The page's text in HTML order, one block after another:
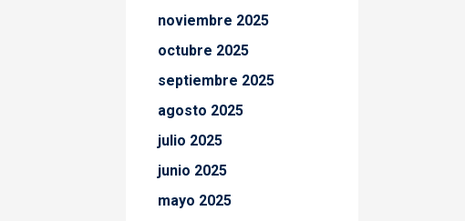
noviembre 2025
octubre 2025
septiembre 2025
agosto 2025
julio 2025
junio 2025
mayo 2025